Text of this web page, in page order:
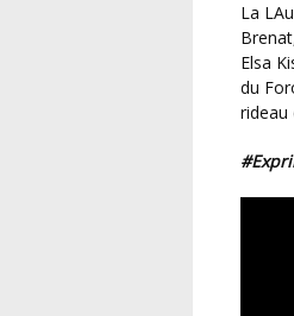
La LAuRAFoot adresse également ses félicitations à Elisa Daupeux (FC Sauxillanges St Babel
Elsa
du
rideau